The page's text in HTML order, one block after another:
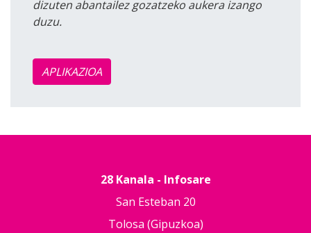
dizuten abantailez gozatzeko aukera izango
duzu.
APLIKAZIOA
28 Kanala - Infosare
San Esteban 20
Tolosa (Gipuzkoa)